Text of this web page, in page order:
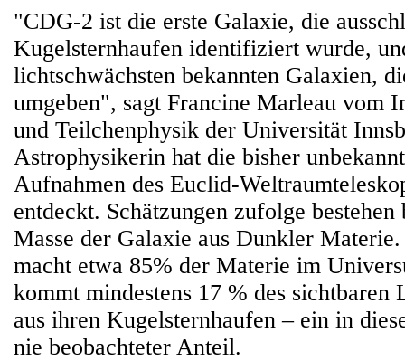
"CDG-2 ist die erste Galaxie, die
Kugelsternhaufen identifiziert wurde,
lichtschwächsten bekannten Galaxien,
umgeben", sagt Francine Marleau vom
und Teilchenphysik der Universität
Astrophysikerin hat die bisher
Aufnahmen des Euclid-
entdeckt. Schätzungen zufolge
Masse der Galaxie aus Dunkler
macht etwa 85% der Materie im
kommt mindestens 17 % des sichtbaren
aus ihren Kugelsternhaufen – ein in
nie beobachteter Anteil.